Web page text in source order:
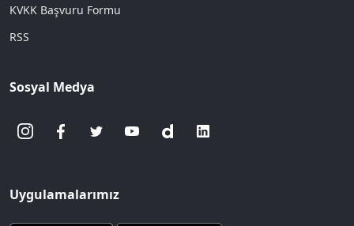
KVKK Başvuru Formu
RSS
Sosyal Medya
Uygulamalarımız